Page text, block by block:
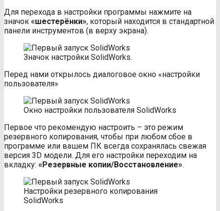
Для перехода в настройки программы нажмите на
значок «шестерёнки», который находится в стандартной
панели инструментов (в верху экрана).
Значок настройки SolidWorks.
Перед нами открылось диалоговое окно «настройки
пользователя»
Окно настройки пользователя SolidWorks
Первое что рекомендую настроить – это режим
резервного копирования, чтобы при любом сбое в
программе или вашем ПК всегда сохранялась свежая
версия 3D модели. Для его настройки переходим на
вкладку: «Резервные копии/Восстановление».
Настройки резервного копирования
SolidWorks